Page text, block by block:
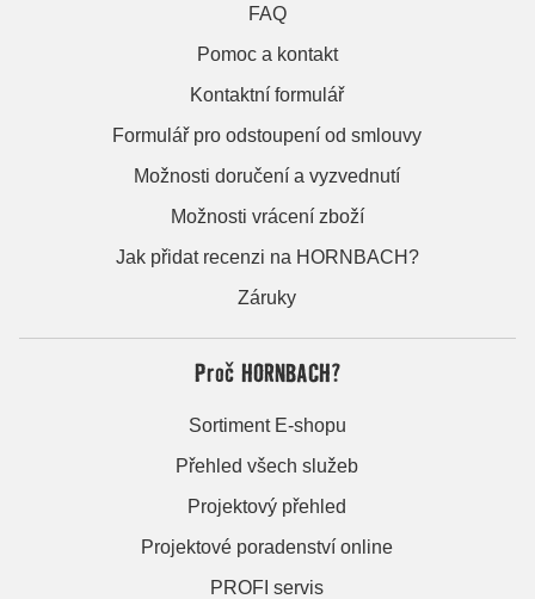
FAQ
Pomoc a kontakt
Kontaktní formulář
Formulář pro odstoupení od smlouvy
Možnosti doručení a vyzvednutí
Možnosti vrácení zboží
Jak přidat recenzi na HORNBACH?
Záruky
Proč HORNBACH?
Sortiment E-shopu
Přehled všech služeb
Projektový přehled
Projektové poradenství online
PROFI servis